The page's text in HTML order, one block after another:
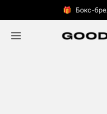
🎁 Бокс-